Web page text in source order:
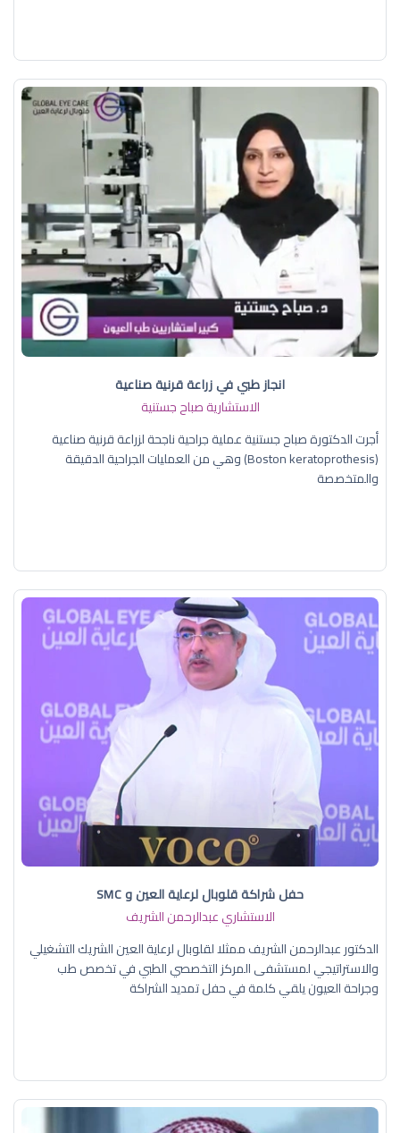
انجاز طبي في زراعة قرنية صناعية
الاستشارية صباح جستنية
أجرت الدكتورة صباح جستنية عملية جراحية ناجحة لزراعة قرنية صناعية
(Boston keratoprothesis) وهي من العمليات الجراحية الدقيقة
والمتخصصة
حفل شراكة قلوبال لرعاية العين و SMC
الاستشاري عبدالرحمن الشريف
الدكتور عبدالرحمن الشريف ممثلا لقلوبال لرعاية العين الشريك التشغيلي
والاستراتيجي لمستشفى المركز التخصصي الطبي في تخصص طب
وجراحة العيون يلقي كلمة في حفل تمديد الشراكة